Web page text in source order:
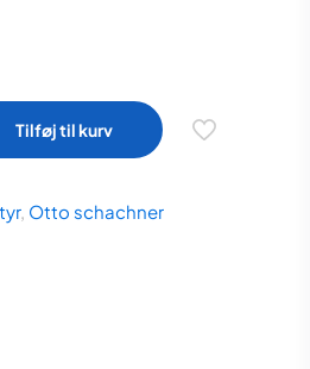
Tilføj til kurv
, Otto schachner